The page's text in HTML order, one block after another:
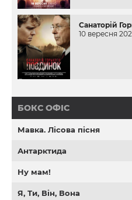
Санаторій
10 вересня
БОКС ОФІС
Мавка. Лісова пісня
Антарктида
Ну мам!
Я, Ти, Він, Вона